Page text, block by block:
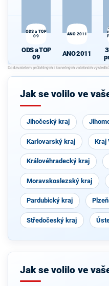
ODS a TOP
09
ODS a TOP
09
ANO 2011
ANO 2011
Jak se volilo ve
Jihočeský kraj
Karlovarský kraj Kraj
Královéhradecký kraj
Moravskoslezský kraj
Pardubický kraj
Středočeský kraj
Jak se volilo ve